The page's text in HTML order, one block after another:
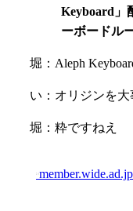
Keyboard」
ーボードル
堀：Aleph
い：オリジンを
堀：粋ですねえ
member.wide.ad.jp